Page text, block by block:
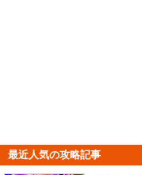
最近人気の攻略記事